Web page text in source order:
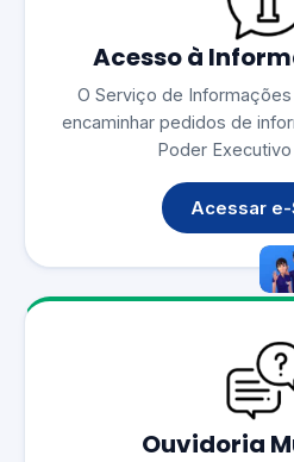
Acesso à
O Serviço de
encaminhar pedidos de
Poder
Acessar
Ouvidoria